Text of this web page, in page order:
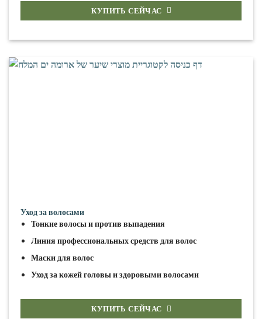
КУПИТЬ СЕЙЧАС
Уход за волосами
Тонкие волосы и против выпадения
Линия профессиональных средств для волос
Маски для волос
Уход за кожей головы и здоровыми волосами
КУПИТЬ СЕЙЧАС